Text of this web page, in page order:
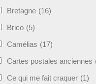
Bretagne (16)
Brico (5)
Camélias (17)
Cartes postales anciennes
Ce qui me fait craquer (1)